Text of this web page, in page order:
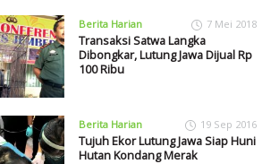
Berita Harian 7 Mei 2018
Transaksi Satwa Langka
Dibongkar, Lutung Jawa Dijual Rp
100 Ribu
Berita Harian 19 Sep 2016
Tujuh Ekor Lutung Jawa Siap Huni
Hutan Kondang Merak